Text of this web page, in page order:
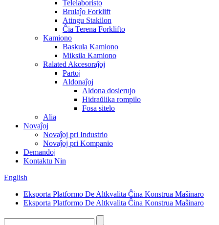
Telelaboristo
Brulaĵo Forklift
Atingu Stakilon
Ĉia Terena Forklifto
Kamiono
Baskula Kamiono
Miksila Kamiono
Ralated Akcesoraĵoj
Partoj
Aldonaĵoj
Aldona dosierujo
Hidraŭlika rompilo
Fosa sitelo
Alia
Novaĵoj
Novaĵoj pri Industrio
Novaĵoj pri Kompanio
Demandoj
Kontaktu Nin
English
Eksporta Platformo De Altkvalita Ĉina Konstrua Maŝinaro
Eksporta Platformo De Altkvalita Ĉina Konstrua Maŝinaro